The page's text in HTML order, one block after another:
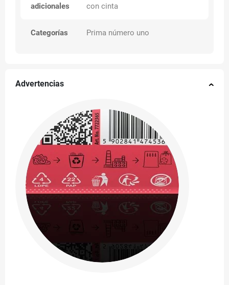
adicionales con cinta
Categorías Prima número uno
Advertencias